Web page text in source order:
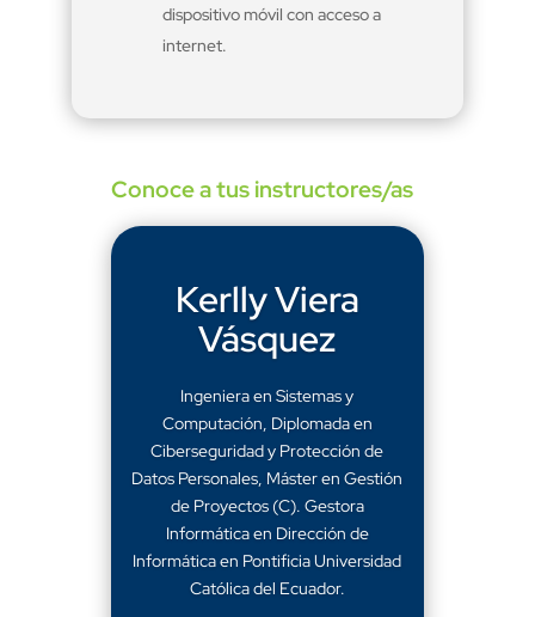
dispositivo móvil con acceso a
internet.
Conoce a tus instructores/as
Kerlly Viera
Vásquez
Ingeniera en Sistemas y
Computación, Diplomada en
Ciberseguridad y Protección de
Datos Personales, Máster en Gestión
de Proyectos (C). Gestora
Informática en Dirección de
Informática en Pontificia Universidad
Católica del Ecuador.